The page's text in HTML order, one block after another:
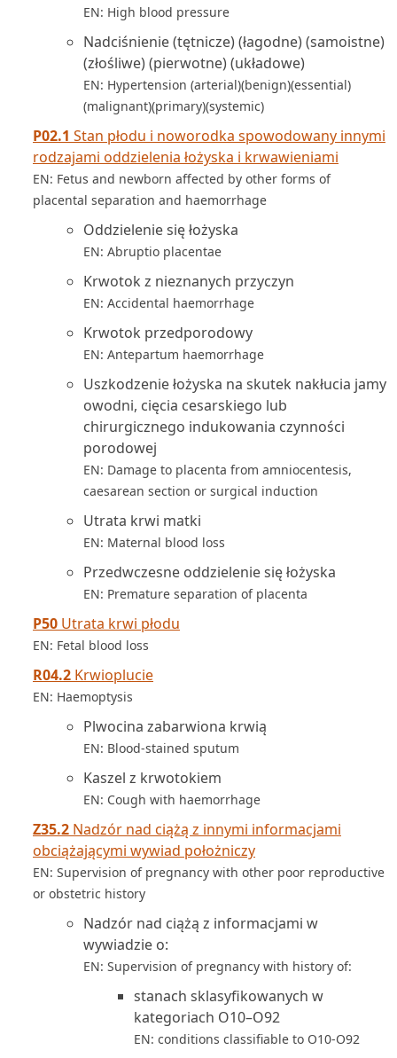
EN: High blood pressure
Nadciśnienie (tętnicze) (łagodne) (samoistne)
(złośliwe) (pierwotne) (układowe)
EN: Hypertension (arterial)(benign)(essential)
(malignant)(primary)(systemic)
P02.1 Stan płodu i noworodka spowodowany innymi
rodzajami oddzielenia łożyska i krwawieniami
EN: Fetus and newborn affected by other forms of
placental separation and haemorrhage
Oddzielenie się łożyska
EN: Abruptio placentae
Krwotok z nieznanych przyczyn
EN: Accidental haemorrhage
Krwotok przedporodowy
EN: Antepartum haemorrhage
Uszkodzenie łożyska na skutek nakłucia jamy
owodni, cięcia cesarskiego lub
chirurgicznego indukowania czynności
porodowej
EN: Damage to placenta from amniocentesis,
caesarean section or surgical induction
Utrata krwi matki
EN: Maternal blood loss
Przedwczesne oddzielenie się łożyska
EN: Premature separation of placenta
P50 Utrata krwi płodu
EN: Fetal blood loss
R04.2 Krwioplucie
EN: Haemoptysis
Plwocina zabarwiona krwią
EN: Blood-stained sputum
Kaszel z krwotokiem
EN: Cough with haemorrhage
Z35.2 Nadzór nad ciążą z innymi informacjami
obciążającymi wywiad położniczy
EN: Supervision of pregnancy with other poor reproductive
or obstetric history
Nadzór nad ciążą z informacjami w
wywiadzie o:
EN: Supervision of pregnancy with history of:
stanach sklasyfikowanych w
kategoriach O10–O92
EN: conditions classifiable to O10-O92